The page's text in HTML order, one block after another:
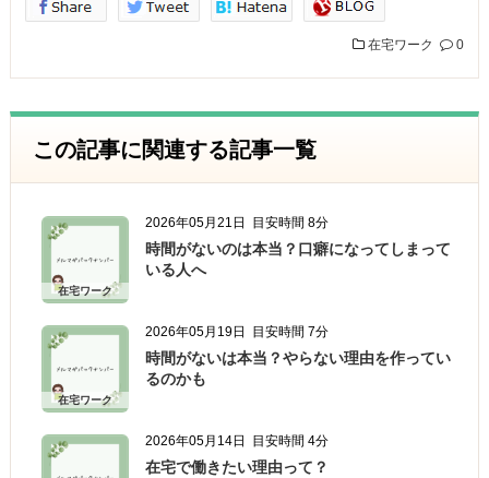
在宅ワーク 0
この記事に関連する記事一覧
在宅ワーク
2026年05月21日 目安時間 8分
時間がないのは本当？口癖になってしまって
いる人へ
在宅ワーク
2026年05月19日 目安時間 7分
時間がないは本当？やらない理由を作ってい
るのかも
2026年05月14日 目安時間 4分
在宅で働きたい理由って？